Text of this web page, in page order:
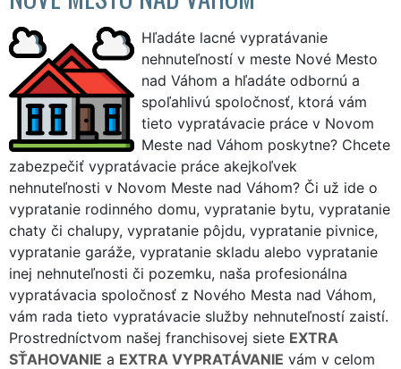
Hľadáte lacné vypratávanie
nehnuteľností v meste Nové Mesto
nad Váhom a hľadáte odbornú a
spoľahlivú spoločnosť, ktorá vám
tieto vypratávacie práce v Novom
Meste nad Váhom poskytne? Chcete
zabezpečiť vypratávacie práce akejkoľvek
nehnuteľnosti v Novom Meste nad Váhom? Či už ide o
vypratanie rodinného domu, vypratanie bytu, vypratanie
chaty či chalupy, vypratanie pôjdu, vypratanie pivnice,
vypratanie garáže, vypratanie skladu alebo vypratanie
inej nehnuteľnosti či pozemku, naša profesionálna
vypratávacia spoločnosť z Nového Mesta nad Váhom,
vám rada tieto vypratávacie služby nehnuteľností zaistí.
Prostredníctvom našej franchisovej siete EXTRA
SŤAHOVANIE a EXTRA VYPRATÁVANIE vám v celom